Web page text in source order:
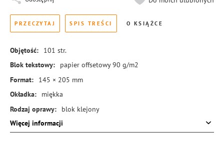
PRZECZYTAJ SPIS TREŚCI O KSIĄŻCE
Objętość: 101 str.
Blok tekstowy:
papier offsetowy 90 g/m2
Format:
145 × 205 mm
Okładka:
miękka
Rodzaj oprawy:
blok klejony
ISBN:
978-83-8455-116-5
Więcej informacji